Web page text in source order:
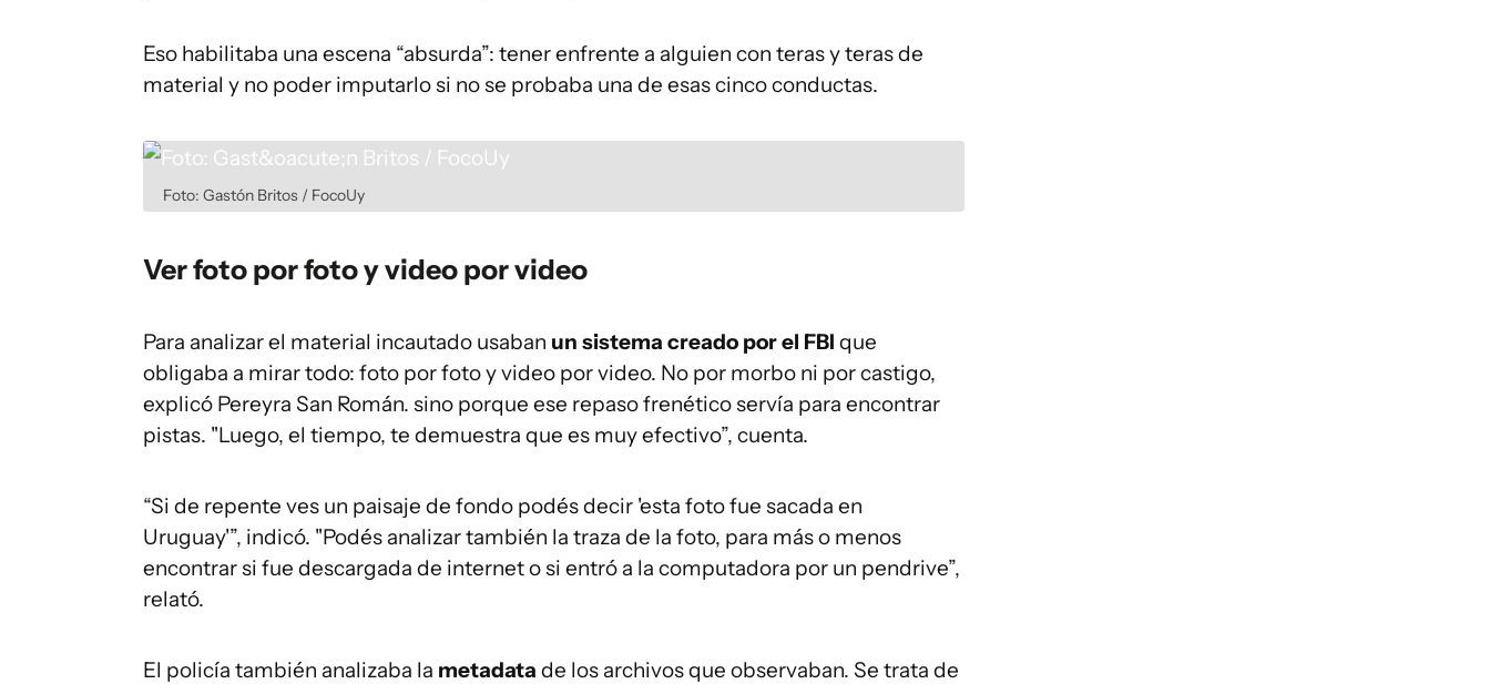
Eso habilitaba una escena “absurda”: tener enfrente a alguien con teras y teras de
material y no poder imputarlo si no se probaba una de esas cinco conductas.
Foto: Gastón Britos / FocoUy
Ver foto por foto y video por video
Para analizar el material incautado usaban un sistema creado por el FBI que
obligaba a mirar todo: foto por foto y video por video. No por morbo ni por castigo,
explicó Pereyra San Román. sino porque ese repaso frenético servía para encontrar
pistas. "Luego, el tiempo, te demuestra que es muy efectivo”, cuenta.
“Si de repente ves un paisaje de fondo podés decir 'esta foto fue sacada en
Uruguay'”, indicó. "Podés analizar también la traza de la foto, para más o menos
encontrar si fue descargada de internet o si entró a la computadora por un pendrive”,
relató.
El policía también analizaba la metadata de los archivos que observaban. Se trata de